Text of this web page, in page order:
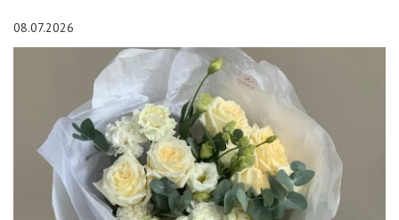
08.07.2026